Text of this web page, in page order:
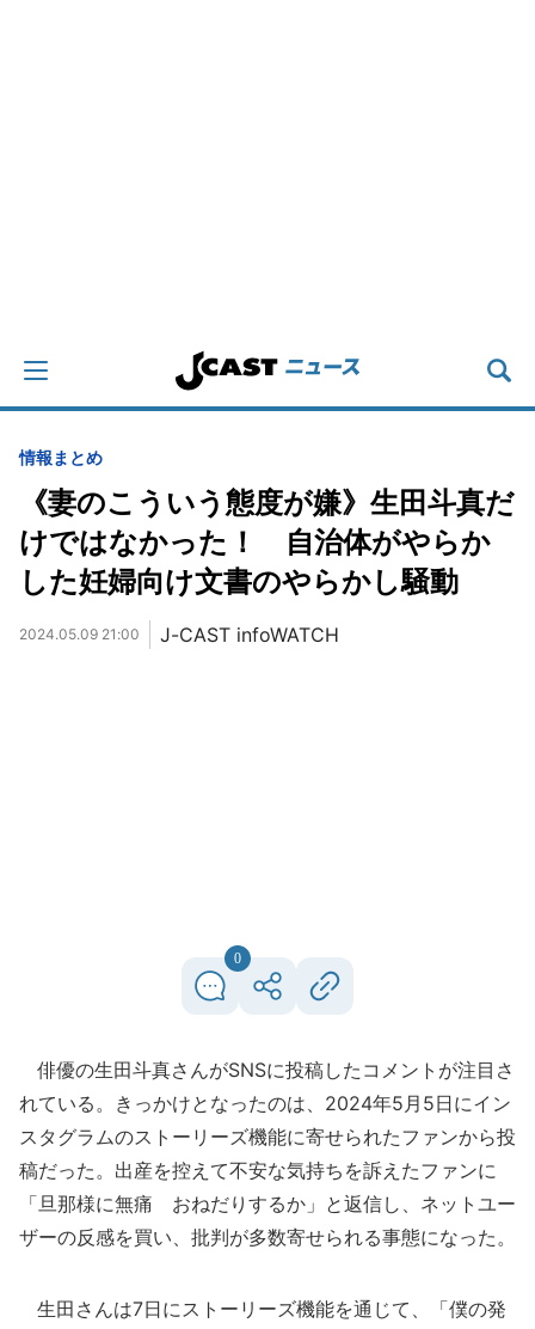
情報まとめ
《妻のこういう態度が嫌》生田斗真だ
けではなかった！ 自治体がやらか
した妊婦向け文書のやらかし騒動
2024.05.09 21:00 J-CAST infoWATCH
0
俳優の生田斗真さんがSNSに投稿したコメントが注目さ
れている。きっかけとなったのは、2024年5月5日にイン
スタグラムのストーリーズ機能に寄せられたファンから投
稿だった。出産を控えて不安な気持ちを訴えたファンに
「旦那様に無痛 おねだりするか」と返信し、ネットユー
ザーの反感を買い、批判が多数寄せられる事態になった。
生田さんは7日にストーリーズ機能を通じて、「僕の発